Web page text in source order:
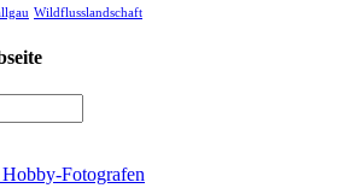
Wildflusslandschaft
Fotografen